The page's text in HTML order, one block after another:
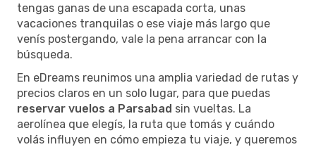
tengas ganas de una escapada corta, unas
vacaciones tranquilas o ese viaje más largo que
venís postergando, vale la pena arrancar con la
búsqueda.
En eDreams reunimos una amplia variedad de rutas y
precios claros en un solo lugar, para que puedas
reservar vuelos a Parsabad sin vueltas. La
aerolínea que elegís, la ruta que tomás y cuándo
volás influyen en cómo empieza tu viaje, y queremos